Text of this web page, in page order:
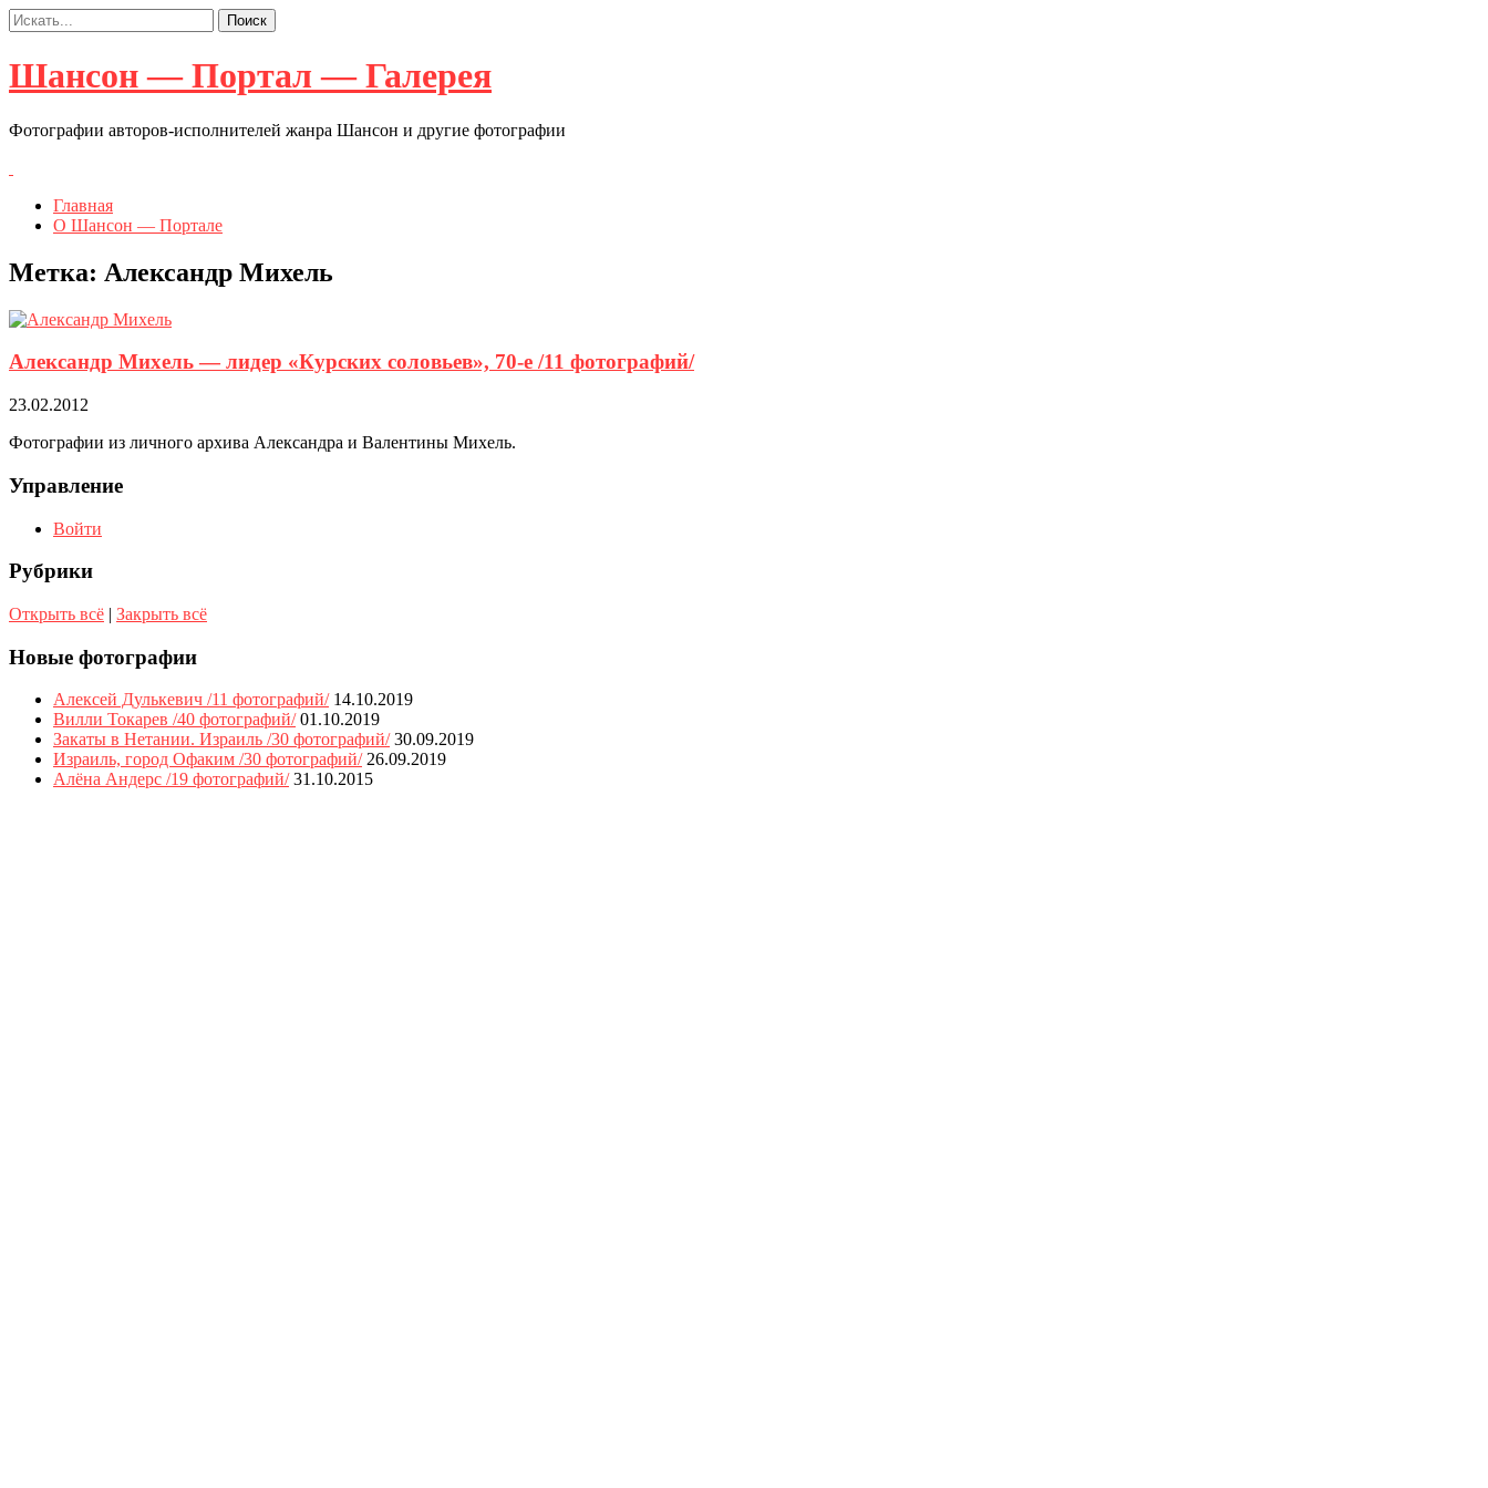
Шансон — Портал — Галерея
Фотографии авторов-исполнителей жанра Шансон и другие фотографии
Главная
О Шансон — Портале
Метка: Александр Михель
Александр Михель — лидер «Курских соловьев», 70-е /11 фотографий/
23.02.2012
Фотографии из личного архива Александра и Валентины Михель.
Управление
Войти
Рубрики
Открыть всё | Закрыть всё
Новые фотографии
Алексей Дулькевич /11 фотографий/ 14.10.2019
Вилли Токарев /40 фотографий/ 01.10.2019
Закаты в Нетании. Израиль /30 фотографий/ 30.09.2019
Израиль, город Офаким /30 фотографий/ 26.09.2019
Алёна Андерс /19 фотографий/ 31.10.2015